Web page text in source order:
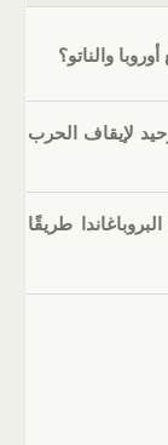
والناتو؟
لإيقاف الحرب
طريقًا